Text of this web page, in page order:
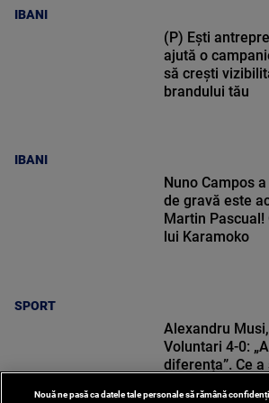
IBANI
IBANI
(P) Ești
ajută o
să crești
brandului tău
SPORT
Nuno Campos
de gravă este
Martin
lui Karamoko
Alexandru
Voluntari 4-0:
diferența”. Ce
Nouă ne pasă ca datele tale personale să rămână